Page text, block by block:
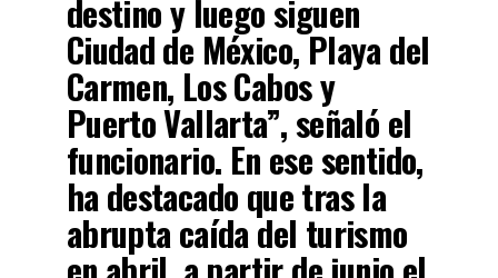
destino y luego siguen
Ciudad de México, Playa del
Carmen, Los Cabos y
Puerto Vallarta”, señaló el
funcionario. En ese sentido,
ha destacado que tras la
abrupta caída del turismo